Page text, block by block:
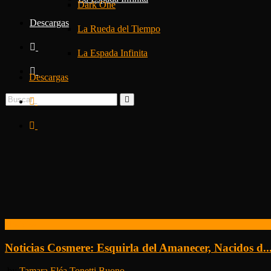
Descargas
Dark One
La Rueda del Tiempo
La Espada Infinita
Descargas
Noticias Cosmere: Esquirla del Amanecer, Nacidos